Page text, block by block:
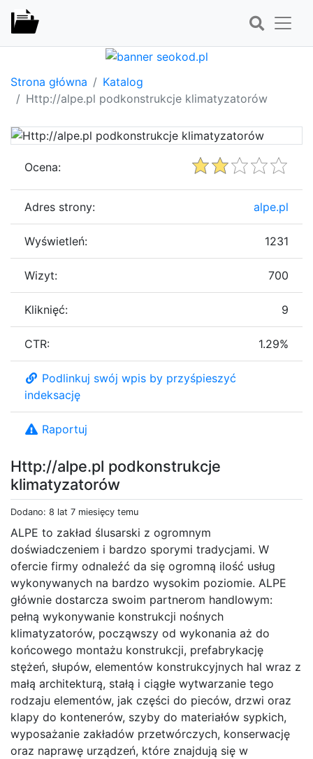
Strona główna
Katalog
Http://alpe.pl podkonstrukcje klimatyzatorów
Http://alpe.pl podkonstrukcje
klimatyzatorów
Dodano: 8 lat 7 miesięcy temu
ALPE to zakład ślusarski z ogromnym
doświadczeniem i bardzo sporymi tradycjami. W
ofercie firmy odnaleźć da się ogromną ilość usług
wykonywanych na bardzo wysokim poziomie. ALPE
głównie dostarcza swoim partnerom handlowym:
pełną wykonywanie konstrukcji nośnych
klimatyzatorów, począwszy od wykonania aż do
końcowego montażu konstrukcji, prefabrykację
stężeń, słupów, elementów konstrukcyjnych hal wraz z
małą architekturą, stałą i ciągłe wytwarzanie tego
rodzaju elementów, jak części do pieców, drzwi oraz
klapy do kontenerów, szyby do materiałów sypkich,
wyposażanie zakładów przetwórczych, konserwację
oraz naprawę urządzeń, które znajdują się w
Ocena:
Adres strony: alpe.pl
Wyświetleń: 1231
Wizyt: 700
Kliknięć: 9
CTR: 1.29%
Podlinkuj swój wpis by przyśpieszyć
indeksację
Raportuj